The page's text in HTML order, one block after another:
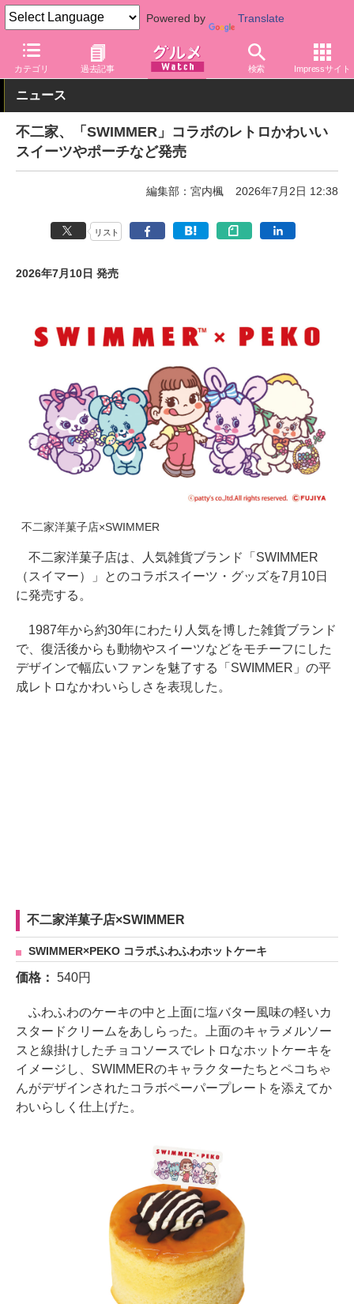
Powered by Translate
カテゴリ 過去記事 検索 Impressサイト
グルメ Watch 店舗 洋菓子店 不二家
ニュース
不二家、「SWIMMER」コラボのレトロかわいい
スイーツやポーチなど発売
編集部：宮内楓 2026年7月2日 12:38
リスト
2026年7月10日 発売
不二家洋菓子店×SWIMMER
不二家洋菓子店は、人気雑貨ブランド「SWIMMER
（スイマー）」とのコラボスイーツ・グッズを7月10日
に発売する。
1987年から約30年にわたり人気を博した雑貨ブランド
で、復活後からも動物やスイーツなどをモチーフにした
デザインで幅広いファンを魅了する「SWIMMER」の平
成レトロなかわいらしさを表現した。
不二家洋菓子店×SWIMMER
SWIMMER×PEKO コラボふわふわホットケーキ
価格： 540円
ふわふわのケーキの中と上面に塩バター風味の軽いカ
スタードクリームをあしらった。上面のキャラメルソー
スと線掛けしたチョコソースでレトロなホットケーキを
イメージし、SWIMMERのキャラクターたちとペコちゃ
んがデザインされたコラボペーパープレートを添えてか
わいらしく仕上げた。